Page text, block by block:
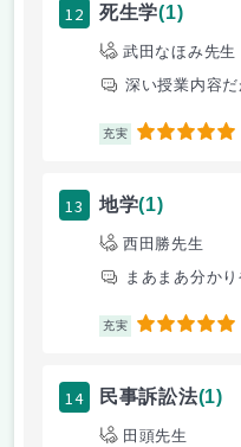
12 死生学(1)
武田なほみ先生
深い授業内容
充実 5
13 地学(1)
西田勝先生
まあまあ分か
充実 5
14 民事訴訟法(1)
田頭先生